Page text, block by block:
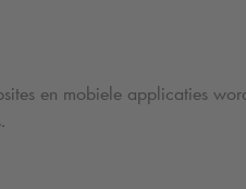
en mobiele applicaties